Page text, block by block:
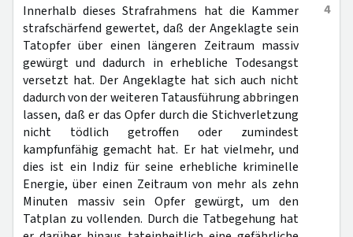
4
Innerhalb dieses Strafrahmens hat die Kammer
strafschärfend gewertet, daß der Angeklagte sein
Tatopfer über einen längeren Zeitraum massiv
gewürgt und dadurch in erhebliche Todesangst
versetzt hat. Der Angeklagte hat sich auch nicht
dadurch von der weiteren Tatausführung abbringen
lassen, daß er das Opfer durch die Stichverletzung
nicht tödlich getroffen oder zumindest
kampfunfähig gemacht hat. Er hat vielmehr, und
dies ist ein Indiz für seine erhebliche kriminelle
Energie, über einen Zeitraum von mehr als zehn
Minuten massiv sein Opfer gewürgt, um den
Tatplan zu vollenden. Durch die Tatbegehung hat